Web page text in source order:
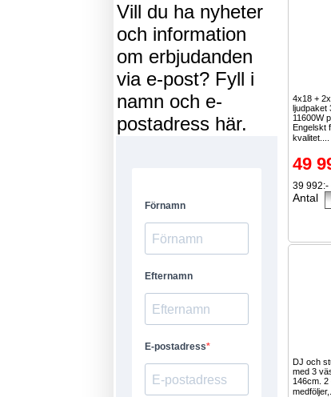
Vill du ha nyheter
och information
om erbjudanden
via e-post? Fyll i
namn och e-
postadress här.
4x18 +
ljudpaket
11600W
Engelskt
kvalitet....
49
39 992:-
Antal
DJ och
med 3
146cm. 2